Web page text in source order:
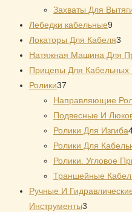
Захваты Для
Лебедки кабельные9
Локаторы Для Кабеля3
Натяжная Mашина Для
Прицепы Для Кабельных
Ролики37
товаров
Направляющие
Подвесные И
Ролики Для Изгиба
Ролики Для
Ролики. Угловое
Траншейные
Ручные И
Инструменты3